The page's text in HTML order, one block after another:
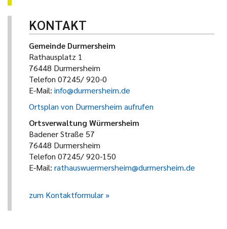
KONTAKT
Gemeinde Durmersheim
Rathausplatz 1
76448 Durmersheim
Telefon 07245/ 920-0
E-Mail: info@durmersheim.de
Ortsplan von Durmersheim aufrufen
Ortsverwaltung Würmersheim
Badener Straße 57
76448 Durmersheim
Telefon 07245/ 920-150
E-Mail: rathauswuermersheim@durmersheim.de
zum Kontaktformular